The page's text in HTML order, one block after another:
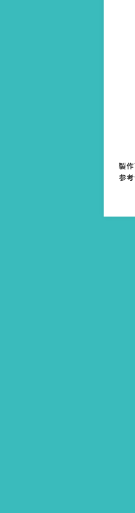
製
参